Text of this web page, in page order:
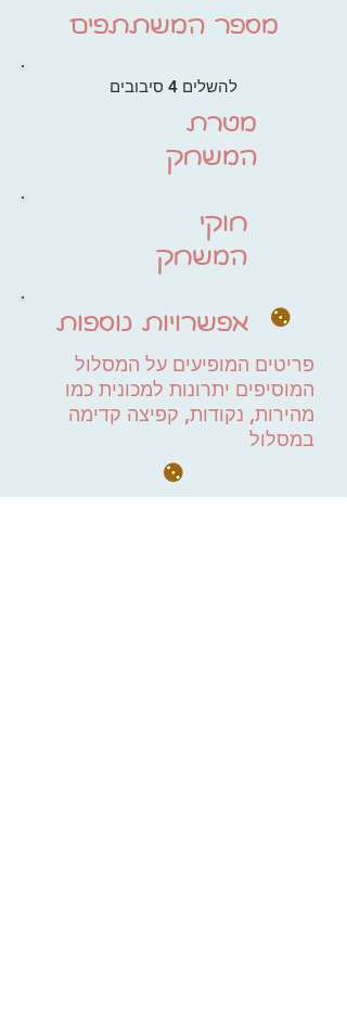
מספר המשתתפים
להשלים 4 סיבובים
מטרת
המשחק
חוקי
המשחק
אפשרויות נוספות
פריטים המופיעים על המסלול
המוסיפים יתרונות למכונית כמו
מהירות, נקודות, קפיצה קדימה
במסלול
שעון זמן המחשב את מהירות